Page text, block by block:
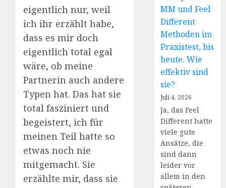
eigentlich nur, weil
ich ihr erzählt habe,
dass es mir doch
eigentlich total egal
wäre, ob meine
Partnerin auch andere
Typen hat. Das hat sie
total fasziniert und
begeistert, ich für
meinen Teil hatte so
etwas noch nie
mitgemacht. Sie
erzählte mir, dass sie
MM und Feel
Different
Methoden im
Praxistest, bis
heute. Wie
effektiv sind
sie?
Juli 4, 2026
Ja, das Feel
Different hatte
viele gute
Ansätze, die
sind dann
leider vor
allem in den